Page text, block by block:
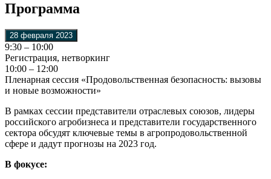
Программа
28 февраля 2023
9:30 – 10:00
Регистрация, нетворкинг
10:00 – 12:00
Пленарная сессия «Продовольственная безопасность: вызовы
и новые возможности»
В рамках сессии представители отраслевых союзов, лидеры
российского агробизнеса и представители государственного
сектора обсудят ключевые темы в агропродовольственной
сфере и дадут прогнозы на 2023 год.
В фокусе: